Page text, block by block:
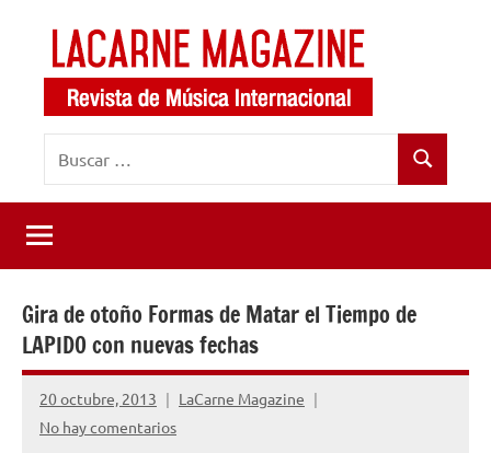
contenido
LaCarne
Magazine
de
música
internacional
Buscar
Gira de otoño Formas de Matar el Tiempo de
LAPIDO con nuevas fechas
20 octubre, 2013
LaCarne Magazine
No hay comentarios